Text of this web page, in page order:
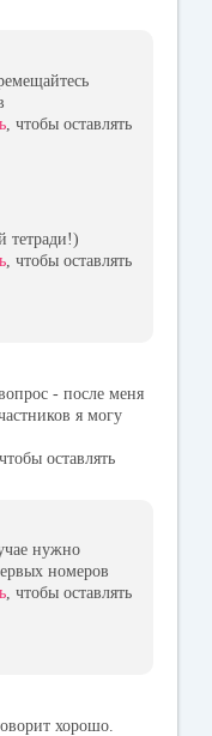
, чтобы оставлять
тетради!)
, чтобы оставлять
- после меня
я могу
чтобы оставлять
нужно
номеров
, чтобы оставлять
хорошо.